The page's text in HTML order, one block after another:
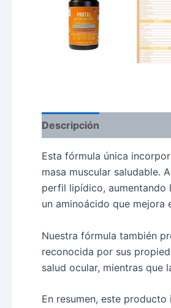
Descripción
Esta fórmula única
masa muscular saludable.
perfil lipídico, aumentando
un aminoácido que mejora
Nuestra fórmula también
reconocida por sus
salud ocular, mientras
En resumen, este